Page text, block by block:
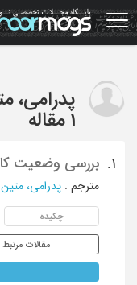
Skip
to
main
پدرامی،
1 مقاله
1. بررسی وضعیت
مترجم : پدرامی، متین
چکیده
مقالات مرتبط